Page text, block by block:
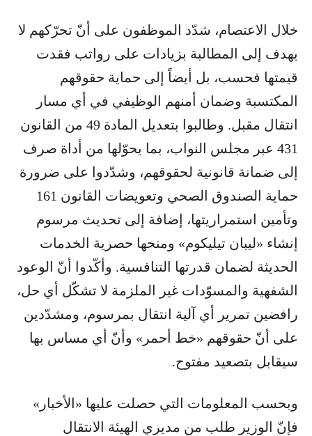
خلال الاعتصام، شدّد الموظفون على أنّ تحرّكهم لا
يهدف إلى المطالبة بزيادات على رواتب فقدت
قيمتها فحسب، بل أيضاً إلى حماية حقوقهم
المكتسبة وضمان أمنهم الوظيفي في أي مسار
انتقال مقبل. وطالبوا بتعديل المادة 49 من القانون
431 عبر مجلس النواب، بما يحوّلها من أداة صرف
إلى ضمانة قانونية لحقوقهم، وشدّدوا على ضرورة
حماية الصندوق الصحي وتعويضات القانون 161
وتأمين استمراريتها، إضافة إلى تحديث مرسوم
إنشاء «ليبان تيليكوم» ومنحها حصرية الخدمات
الحديثة لضمان قدرتها التنافسية. وأكّدوا أنّ الوعود
الشفهية والمسوّدات غير الملزمة لا تشكّل أي حل،
رافضين تمرير أي آلية انتقال بمرسوم، ومشدّدين
على أنّ حقوقهم «خط أحمر» وأنّ أي مساس بها
سيقابل بتصعيد مفتوح.
وبحسب المعلومات التي حصلت عليها «الأخبار»
فإنّ الوزير طلب من مديري الهيئة الانتقال